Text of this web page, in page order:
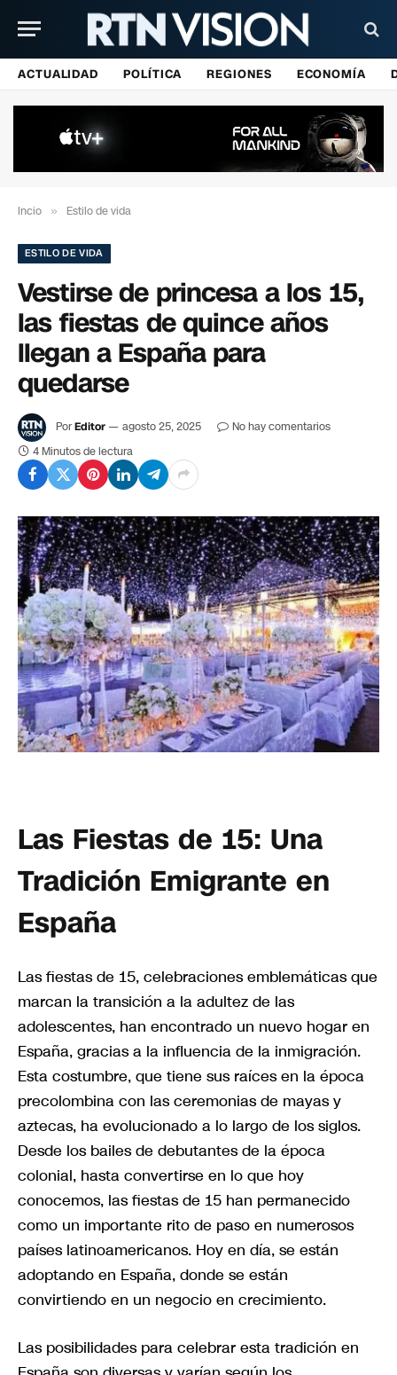
ACTUALIDAD POLÍTICA REGIONES ECONOMÍA
Incio » Estilo de vida
ESTILO DE VIDA
Vestirse de princesa a los 15,
las fiestas de quince años
llegan a España para
quedarse
PorEditor agosto 25, 2025
No hay comentarios
4 Minutos de lectura
Las Fiestas de 15: Una
Tradición Emigrante en
España
Las fiestas de 15, celebraciones emblemáticas que
marcan la transición a la adultez de las
adolescentes, han encontrado un nuevo hogar en
España, gracias a la influencia de la inmigración.
Esta costumbre, que tiene sus raíces en la época
precolombina con las ceremonias de mayas y
aztecas, ha evolucionado a lo largo de los siglos.
Desde los bailes de debutantes de la época
colonial, hasta convertirse en lo que hoy
conocemos, las fiestas de 15 han permanecido
como un importante rito de paso en numerosos
países latinoamericanos. Hoy en día, se están
adoptando en España, donde se están
convirtiendo en un negocio en crecimiento.
Las posibilidades para celebrar esta tradición en